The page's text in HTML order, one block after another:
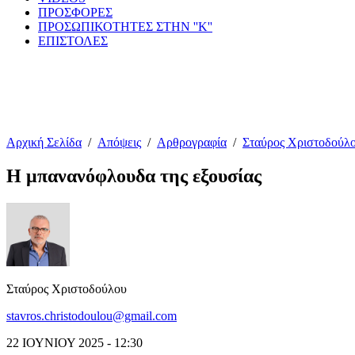
ΠΡΟΣΦΟΡΕΣ
ΠΡΟΣΩΠΙΚΟΤΗΤΕΣ ΣΤΗΝ ''Κ''
ΕΠΙΣΤΟΛΕΣ
Αρχική Σελίδα / Απόψεις / Αρθρογραφία / Σταύρος
Η μπανανόφλουδα της εξουσίας
Σταύρος Χριστοδούλου
stavros.christodoulou@gmail.com
22 ΙΟΥΝΙΟΥ 2025 - 12:30